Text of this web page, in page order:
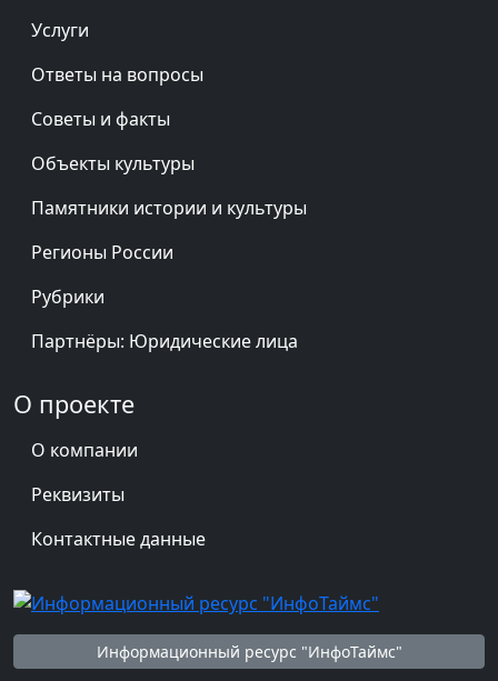
Услуги
Ответы на вопросы
Советы и факты
Объекты культуры
Памятники истории и культуры
Регионы России
Рубрики
Партнёры: Юридические лица
О проекте
О компании
Реквизиты
Контактные данные
Информационный ресурс "ИнфоТаймс"